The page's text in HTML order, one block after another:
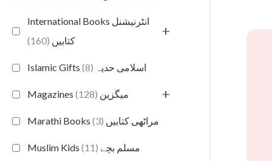
International Books انٹرنیشنل
کتابیں (160)
+
Islamic Gifts اسلامی حدیہ (8)
Magazines میگزین (128) +
Marathi Books مراٹھی کتابیں (3)
Muslim Kids مسلم بچے (11)